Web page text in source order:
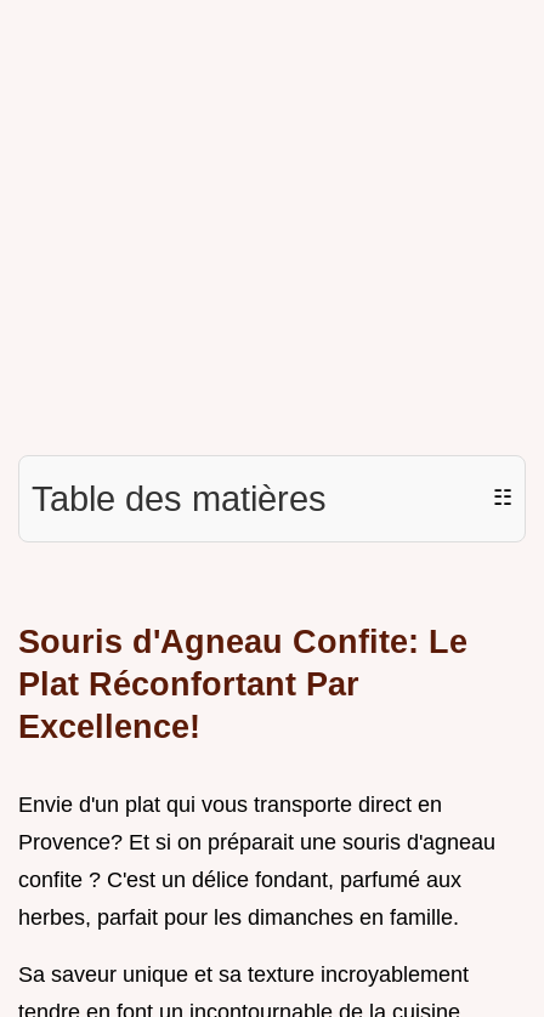
Table des matières ☷
Souris d'Agneau Confite: Le
Plat Réconfortant Par
Excellence!
Envie d'un plat qui vous transporte direct en
Provence? Et si on préparait une souris d'agneau
confite ? C'est un délice fondant, parfumé aux
herbes, parfait pour les dimanches en famille.
Sa saveur unique et sa texture incroyablement
tendre en font un incontournable de la cuisine